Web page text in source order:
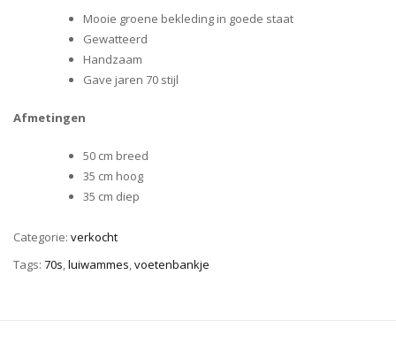
Mooie groene bekleding in goede staat
Gewatteerd
Handzaam
Gave jaren 70 stijl
Afmetingen
50 cm breed
35 cm hoog
35 cm diep
Categorie: verkocht
Tags: 70s,luiwammes,voetenbankje